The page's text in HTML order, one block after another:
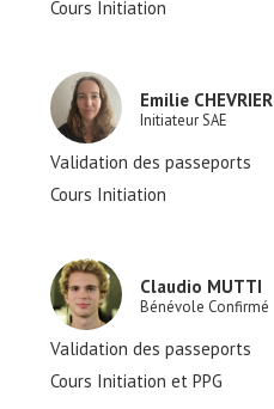
Cours Initiation
Emilie CHEVRIER
Initiateur SAE
Validation des passeports
Cours Initiation
Claudio MUTTI
Bénévole Confirmé
Validation des passeports
Cours Initiation et PPG